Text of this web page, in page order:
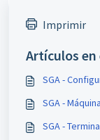
Imprimir
Artículos
SGA -
SGA -
SGA -